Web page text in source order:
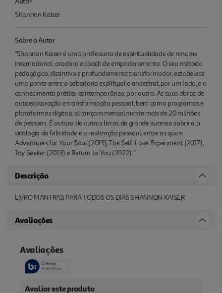
Shannon Kaiser
Sobre o Autor
"Shannon Kaiser é uma professora de espiritualidade de renome
internacional, oradora e coach de empoderamento. O seu método
pedagógico, distintivo e profundamente transformador, estabelece
uma ponte entre a sabedoria espiritual e ancestral, por um lado, e o
conhecimento prático contemporâneo, por outro. As suas obras de
autoexploração e transformação pessoal, bem como programas e
plataformas digitais, alcançam mensalmente mais de 20 milhões
de pessoas. É autora de outros livros de grande sucesso sobre a p
sicologia da felicidade e a realização pessoal, entre os quais
Adventures for Your Soul (2015), The Self-Love Experiment (2017),
Joy Seeker (2019) e Return to You (2022)."
Descrição
LIVRO MANTRAS PARA TODOS OS DIAS SHANNON KAISER
Avaliações